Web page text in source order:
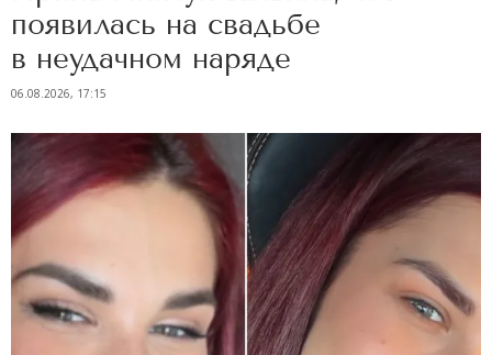
появилась на свадьбе
в неудачном наряде
06.08.2026, 17:15